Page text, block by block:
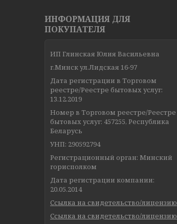
ИНФОРМАЦИЯ ДЛЯ
ПОКУПАТЕЛЯ
ИП Глинская Юлия Васильевна
г.Минск ул.Лидская 16-97
Дата регистрации в Торговом
реестре/Реестре бытовых услуг:
13.12.2019
Номер в Торговом реестре/Реестре
бытовых услуг: 457255, Республика
Беларусь
УНП: 290592794
Регистрационный орган: Минский
горисполком
Дата регистрации компании:
20.05.2014
Ссылка на свидетельство/лицензию
Ссылка на свидетельство/лицензию